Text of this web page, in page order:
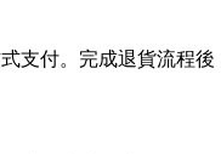
支付。完成退貨流程